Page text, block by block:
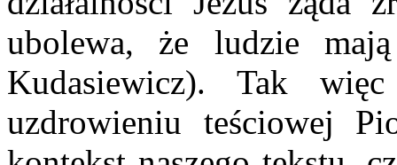
ubolewa, że ludzie
Kudasiewicz). Tak
uzdrowieniu teściowej